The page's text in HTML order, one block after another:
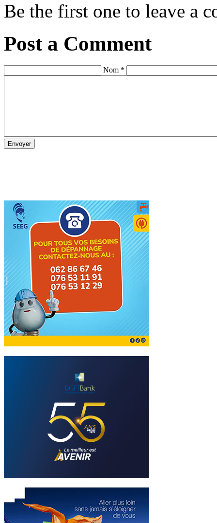
Be the first one to leave a
Post a Comment
Nom *